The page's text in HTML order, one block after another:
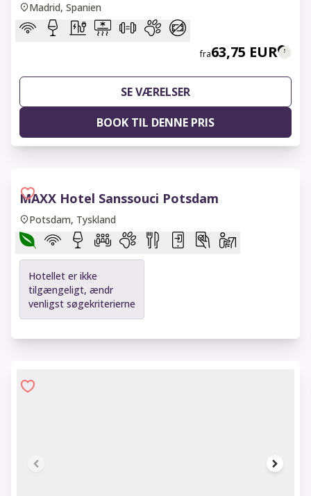
Madrid, Spanien
fra63,75 EUR
SE VÆRELSER
BOOK TIL DENNE PRIS
MAXX Hotel Sanssouci Potsdam
Potsdam, Tyskland
Hotellet er ikke
tilgængeligt, ændr
venligst søgekriterierne